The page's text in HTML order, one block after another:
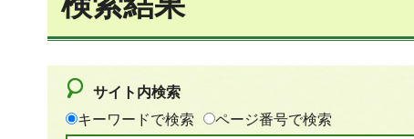
サイト内検索
キーワードで検索
ページ番号で検索